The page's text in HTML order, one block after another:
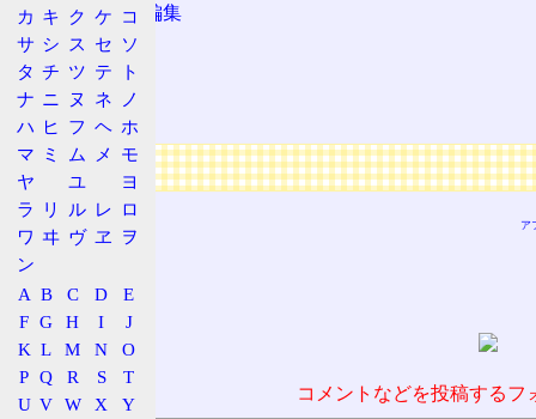
ノンリニア編集
比例
反比例
線形
広告
ア
コメントなどを投稿する
カ キ ク ケ コ
サ シ ス セ ソ
タ チ ツ テ
ト
ナ ニ ヌ ネ
ノ
ハ ヒ フ ヘ ホ
マ ミ ム メ
モ
ヤ
ユ
ヨ
ラ
リ ル レ ロ
ワ ヰ ヴ ヱ
ヲ
ン
A B C D
E
F G H I
J
K L M N
O
P Q R S
T
U V W X
Y